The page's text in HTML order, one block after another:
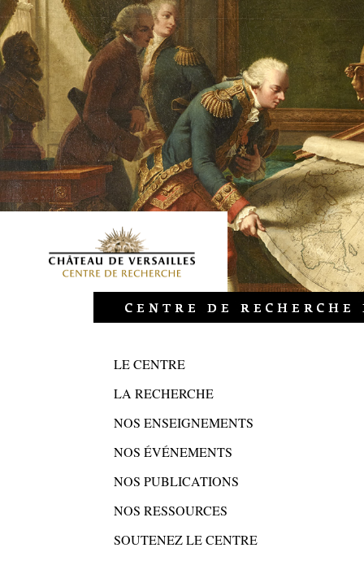
LE CENTRE
LA RECHERCHE
NOS ENSEIGNEMENTS
NOS ÉVÉNEMENTS
NOS PUBLICATIONS
NOS RESSOURCES
SOUTENEZ LE CENTRE